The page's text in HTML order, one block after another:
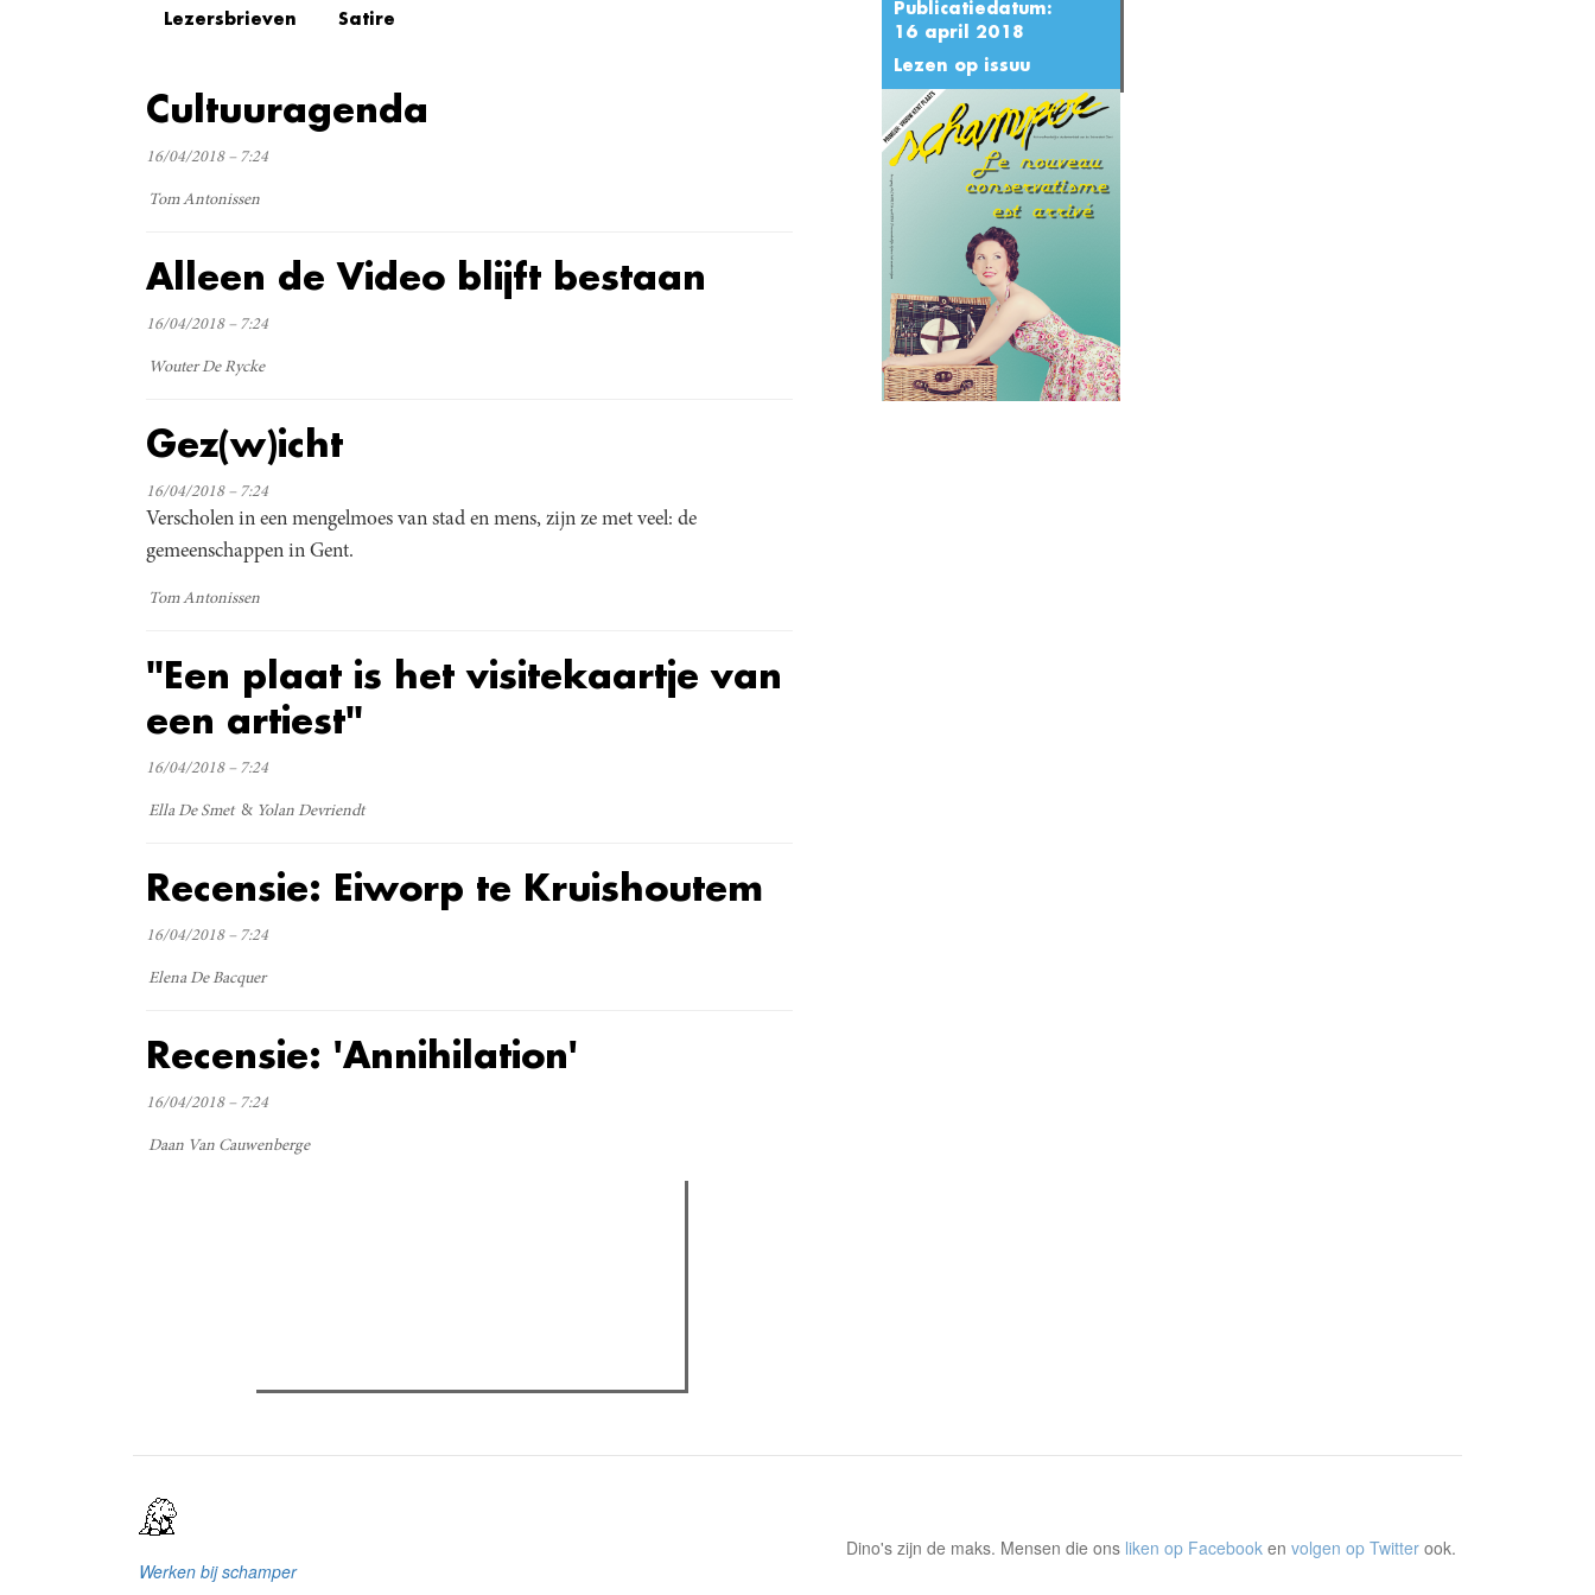
Publicatiedatum:
16 april 2018
Lezen op issuu
Lezersbrieven Satire
Cultuuragenda
16/04/2018 – 7:24
Tom Antonissen
Alleen de Video blijft bestaan
16/04/2018 – 7:24
Wouter De Rycke
Gez(w)icht
16/04/2018 – 7:24
Verscholen in een mengelmoes van stad en mens, zijn ze met veel: de
gemeenschappen in Gent.
Tom Antonissen
"Een plaat is het visitekaartje van
een artiest"
16/04/2018 – 7:24
Ella De Smet Yolan Devriendt
Recensie: Eiworp te Kruishoutem
16/04/2018 – 7:24
Elena De Bacquer
Recensie: 'Annihilation'
16/04/2018 – 7:24
Daan Van Cauwenberge
Dino's zijn de maks. Mensen die ons liken op Facebook en volgen op Twitter ook.
Werken bij schamper